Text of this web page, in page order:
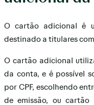
O cartão adicional é
destinado a titulares
O cartão adicional
da conta, e é possível
por CPF, escolhendo
de emissão, ou cartão